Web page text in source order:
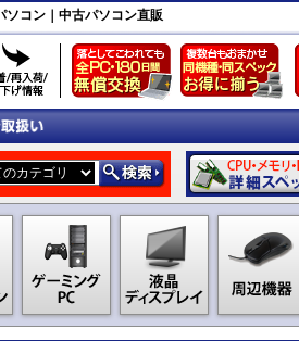
コン｜中古パソコン直販